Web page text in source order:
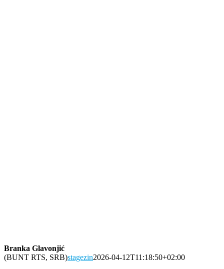
Branka Glavonjić
(BUNT RTS, SRB)stagezin2026-04-12T11:18:50+02:00